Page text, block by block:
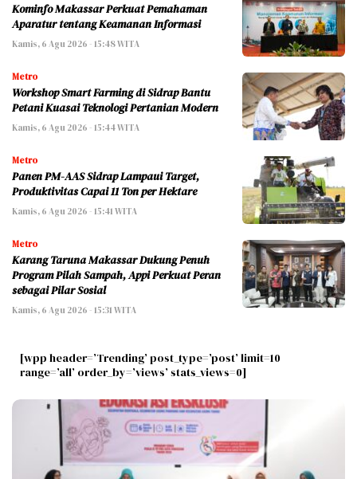
Kominfo Makassar Perkuat Pemahaman
Aparatur tentang Keamanan Informasi
Kamis, 6 Agu 2026 - 15:48 WITA
Metro
Workshop Smart Farming di Sidrap Bantu
Petani Kuasai Teknologi Pertanian Modern
Kamis, 6 Agu 2026 - 15:44 WITA
Metro
Panen PM-AAS Sidrap Lampaui Target,
Produktivitas Capai 11 Ton per Hektare
Kamis, 6 Agu 2026 - 15:41 WITA
Metro
Karang Taruna Makassar Dukung Penuh
Program Pilah Sampah, Appi Perkuat Peran
sebagai Pilar Sosial
Kamis, 6 Agu 2026 - 15:31 WITA
[wpp header=’Trending’ post_type=’post’ limit=10
range=’all’ order_by=’views’ stats_views=0]